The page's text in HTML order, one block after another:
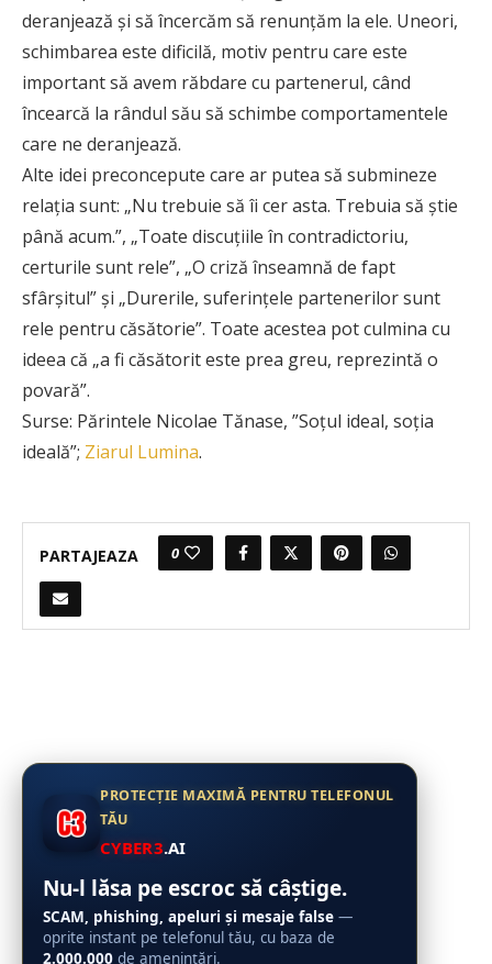
deranjează şi să încercăm să renunţăm la ele. Uneori,
schimbarea este dificilă, motiv pentru care este
important să avem răbdare cu partenerul, când
încearcă la rândul său să schimbe comportamentele
care ne deranjează.
Alte idei preconcepute care ar putea să submineze
relaţia sunt: „Nu trebuie să îi cer asta. Trebuia să ştie
până acum.”, „Toate discuţiile în contradictoriu,
certurile sunt rele”, „O criză înseamnă de fapt
sfârşitul” şi „Durerile, suferinţele partenerilor sunt
rele pentru căsătorie”. Toate acestea pot culmina cu
ideea că „a fi căsătorit este prea greu, reprezintă o
povară”.
Surse: Părintele Nicolae Tănase, ”Soțul ideal, soția
ideală”; Ziarul Lumina.
PARTAJEAZA 0
PROTECȚIE MAXIMĂ PENTRU TELEFONUL
TĂU
CYBER3.AI
Nu-l lăsa pe escroc să câștige.
SCAM, phishing, apeluri și mesaje false —
oprite instant pe telefonul tău, cu baza de
2.000.000 de amenințări.